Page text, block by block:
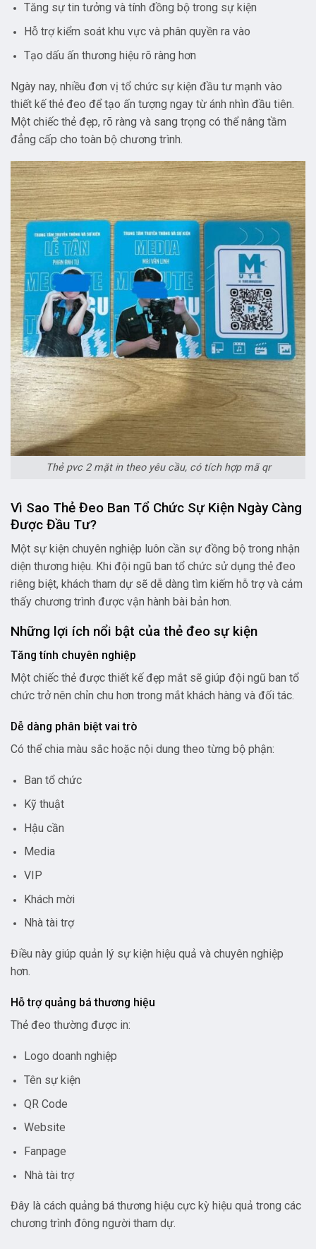
Tăng sự tin tưởng và tính đồng bộ trong sự kiện
Hỗ trợ kiểm soát khu vực và phân quyền ra vào
Tạo dấu ấn thương hiệu rõ ràng hơn
Ngày nay, nhiều đơn vị tổ chức sự kiện đầu tư mạnh vào
thiết kế thẻ đeo để tạo ấn tượng ngay từ ánh nhìn đầu tiên.
Một chiếc thẻ đẹp, rõ ràng và sang trọng có thể nâng tầm
đẳng cấp cho toàn bộ chương trình.
Thẻ pvc 2 mặt in theo yêu cầu, có tích hợp mã qr
Vì Sao Thẻ Đeo Ban Tổ Chức Sự Kiện Ngày Càng
Được Đầu Tư?
Một sự kiện chuyên nghiệp luôn cần sự đồng bộ trong nhận
diện thương hiệu. Khi đội ngũ ban tổ chức sử dụng thẻ đeo
riêng biệt, khách tham dự sẽ dễ dàng tìm kiếm hỗ trợ và cảm
thấy chương trình được vận hành bài bản hơn.
Những lợi ích nổi bật của thẻ đeo sự kiện
Tăng tính chuyên nghiệp
Một chiếc thẻ được thiết kế đẹp mắt sẽ giúp đội ngũ ban tổ
chức trở nên chỉn chu hơn trong mắt khách hàng và đối tác.
Dễ dàng phân biệt vai trò
Có thể chia màu sắc hoặc nội dung theo từng bộ phận:
Ban tổ chức
Kỹ thuật
Hậu cần
Media
VIP
Khách mời
Nhà tài trợ
Điều này giúp quản lý sự kiện hiệu quả và chuyên nghiệp
hơn.
Hỗ trợ quảng bá thương hiệu
Thẻ đeo thường được in:
Logo doanh nghiệp
Tên sự kiện
QR Code
Website
Fanpage
Nhà tài trợ
Đây là cách quảng bá thương hiệu cực kỳ hiệu quả trong các
chương trình đông người tham dự.